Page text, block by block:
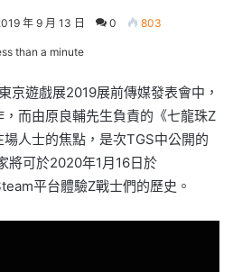
年 9 月 13 日 0 803
than a minute
京遊戲展2019展前傳媒發表會中，
而由原良輔先生負責的《七龍珠Z
人士的焦點，是次TGS中公開的
將可於2020年1月16日於
平台體驗Z戰士們的歷史。